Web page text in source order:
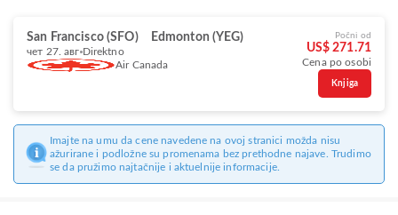
San Francisco (SFO) Edmonton (YEG)
чет 27. авг Direktno
Air Canada
Počni od
US$ 271.71
Cena po osobi
Knjiga
Imajte na umu da cene navedene na ovoj stranici možda nisu
ažurirane i podložne su promenama bez prethodne najave. Trudimo
se da pružimo najtačnije i aktuelnije informacije.